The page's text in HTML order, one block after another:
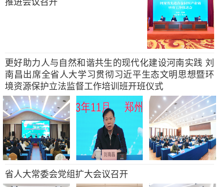
推进会议召开
更好助力人与自然和谐共生的现代化建设河南实践 刘
南昌出席全省人大学习贯彻习近平生态文明思想暨环
境资源保护立法监督工作培训班开班仪式
省人大常委会党组扩大会议召开